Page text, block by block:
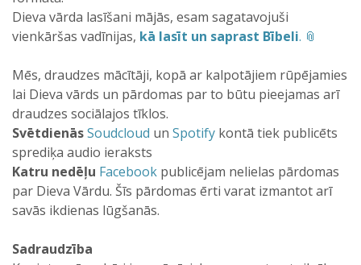
Dieva vārda lasīšani mājās, esam sagatavojuši
vienkāršas vadīnijas, kā lasīt un saprast Bībeli.
Mēs, draudzes mācītāji, kopā ar kalpotājiem rūpējamies
lai Dieva vārds un pārdomas par to būtu pieejamas arī
draudzes sociālajos tīklos.
SvētdienāsSoudcloud un Spotify kontā tiek publicēts
sprediķa audio ieraksts
Katru nedēļu Facebook publicējam nelielas pārdomas
par Dieva Vārdu. Šīs pārdomas ērti varat izmantot arī
savās ikdienas lūgšanās.
Sadraudzība